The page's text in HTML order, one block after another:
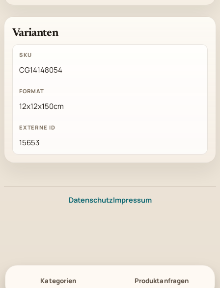
Varianten
CG14148054
12x12x150cm
15653
DatenschutzImpressum
Kategorien Produktanfragen